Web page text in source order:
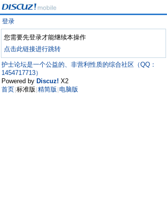
登录
您需要先登录才能继续本操作
点击此链接进行跳转
护士论坛是一个公益的、非营利性质的综合社区（QQ：
1454717713）
Powered by Discuz! X2
首页 标准版 精简版 电脑版